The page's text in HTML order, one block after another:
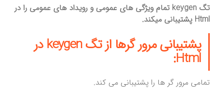
تگ keygen تمام ویژگی های عمومی و رویداد های عمومی را در
Html پشتیبانی میکند.
پشتیبانی مرور گرها از تگ keygen در
Html:
تمامی مرور گر ها را پشتیبانی می کند.